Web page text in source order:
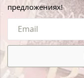
предложениях!